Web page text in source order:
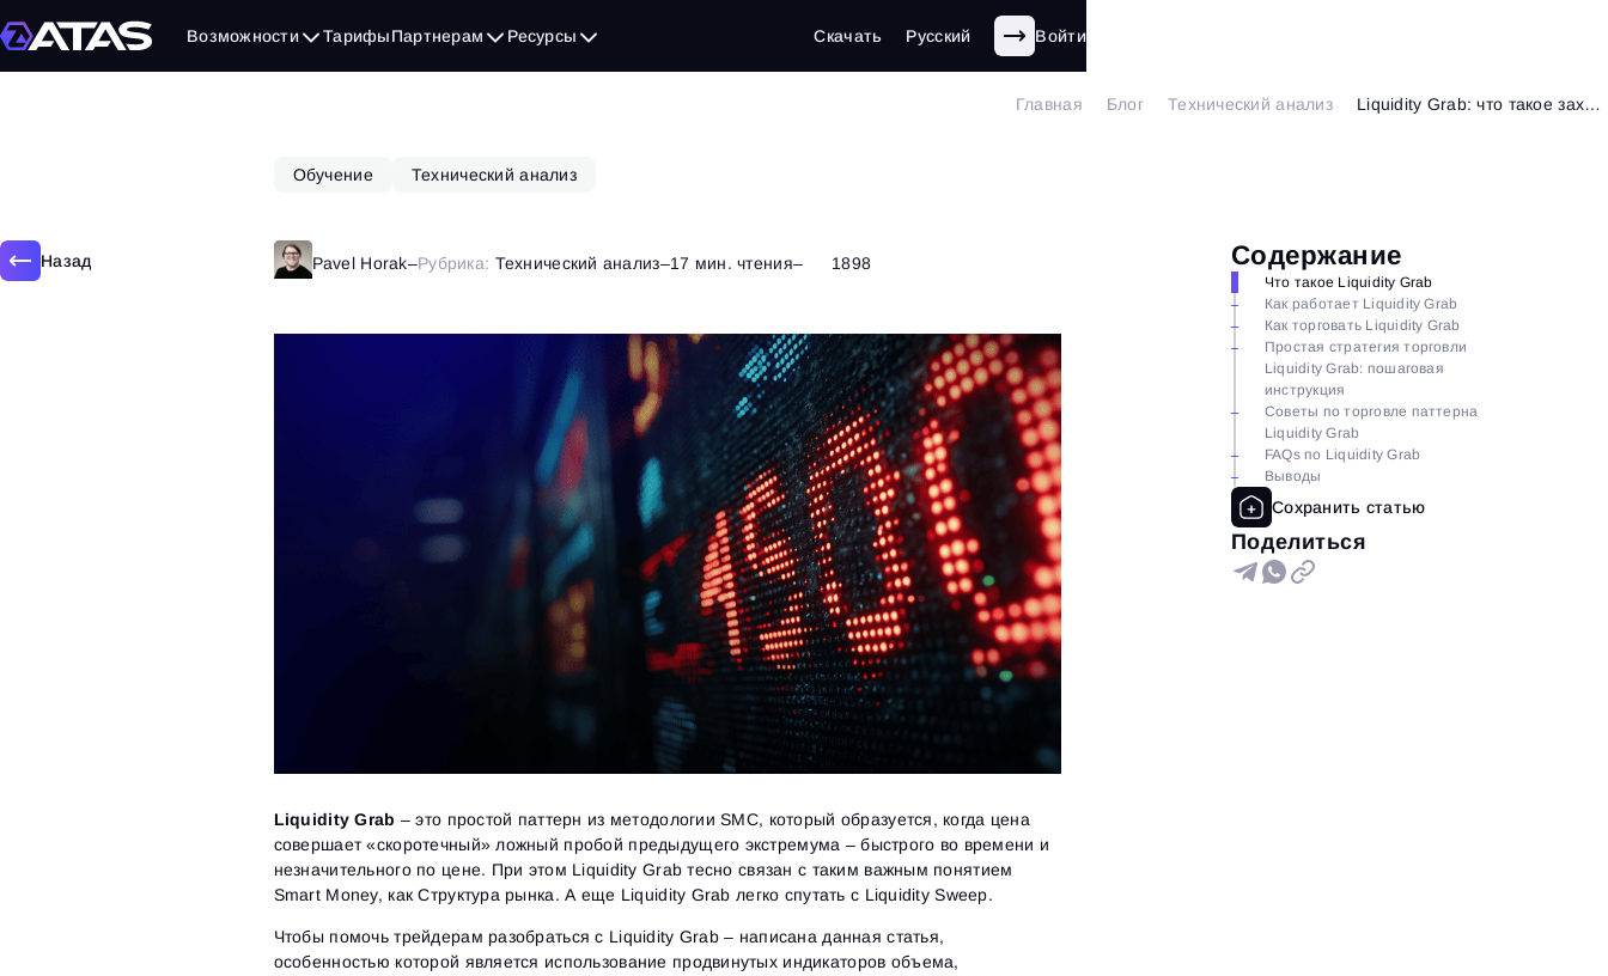
Возможности ТарифыПартнерам Ресурсы Скачать Русский Войти
Главная Блог Технический анализ Liquidity Grab: что такое захват ликвидности в трейдинге
Назад
Обучение Технический анализ
Pavel Horak–Рубрика: Технический анализ–17 мин. чтения– 1898 Содержание
Что такое Liquidity Grab
Как работает Liquidity Grab
Как торговать Liquidity Grab
Простая стратегия торговли
Liquidity Grab: пошаговая
инструкция
Советы по торговле паттерна
Liquidity Grab
FAQs по Liquidity Grab
Выводы
Поделиться
Liquidity Grab – это простой паттерн из методологии SMC, который образуется, когда цена
совершает «скоротечный» ложный пробой предыдущего экстремума – быстрого во времени и
незначительного по цене. При этом Liquidity Grab тесно связан с таким важным понятием
Smart Money, как Структура рынка. А еще Liquidity Grab легко спутать с Liquidity Sweep.
Чтобы помочь трейдерам разобраться с Liquidity Grab – написана данная статья,
особенностью которой является использование продвинутых индикаторов объема,